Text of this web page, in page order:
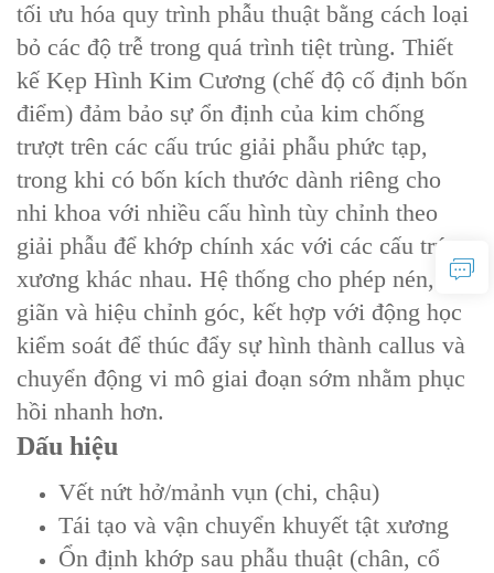
tối ưu hóa quy trình phẫu thuật bằng cách loại
bỏ các độ trễ trong quá trình tiệt trùng. Thiết
kế Kẹp Hình Kim Cương (chế độ cố định bốn
điểm) đảm bảo sự ổn định của kim chống
trượt trên các cấu trúc giải phẫu phức tạp,
trong khi có bốn kích thước dành riêng cho
nhi khoa với nhiều cấu hình tùy chỉnh theo
giải phẫu để khớp chính xác với các cấu trúc
xương khác nhau. Hệ thống cho phép nén, kéo
giãn và hiệu chỉnh góc, kết hợp với động học
kiểm soát để thúc đẩy sự hình thành callus và
chuyển động vi mô giai đoạn sớm nhằm phục
hồi nhanh hơn.
Dấu hiệu
Vết nứt hở/mảnh vụn (chi, chậu)
Tái tạo và vận chuyển khuyết tật xương
Ổn định khớp sau phẫu thuật (chân, cổ